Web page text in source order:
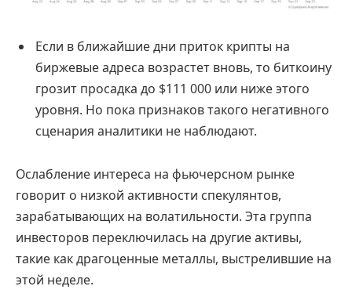
Если в ближайшие дни приток крипты на
биржевые адреса возрастет вновь, то биткоину
грозит просадка до $111 000 или ниже этого
уровня. Но пока признаков такого негативного
сценария аналитики не наблюдают.
Ослабление интереса на фьючерсном рынке
говорит о низкой активности спекулянтов,
зарабатывающих на волатильности. Эта группа
инвесторов переключилась на другие активы,
такие как драгоценные металлы, выстрелившие на
этой неделе.